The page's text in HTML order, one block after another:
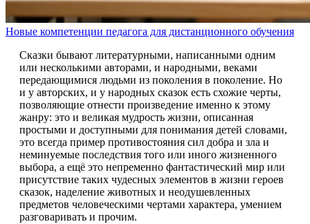
Новые компетенции педагога для дистанционного обучения
Сказки бывают литературными, написанными одним
или несколькими авторами, и народными, веками
передающимися людьми из поколения в поколение. Но
и у авторских, и у народных сказок есть схожие черты,
позволяющие отнести произведение именно к этому
жанру: это и великая мудрость жизни, описанная
простыми и доступными для понимания детей словами,
это всегда пример противостояния сил добра и зла и
неминуемые последствия того или иного жизненного
выбора, а ещё это непременно фантастический мир или
присутствие таких чудесных элементов в жизни героев
сказок, наделение животных и неодушевленных
предметов человеческими чертами характера, умением
разговаривать и прочим.